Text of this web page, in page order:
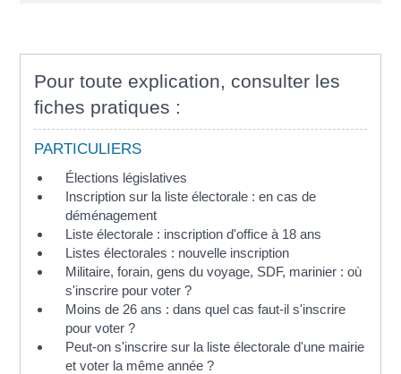
Pour toute explication, consulter les
fiches pratiques :
PARTICULIERS
Élections législatives
Inscription sur la liste électorale : en cas de
déménagement
Liste électorale : inscription d'office à 18 ans
Listes électorales : nouvelle inscription
Militaire, forain, gens du voyage, SDF, marinier : où
s'inscrire pour voter ?
Moins de 26 ans : dans quel cas faut-il s'inscrire
pour voter ?
Peut-on s'inscrire sur la liste électorale d'une mairie
et voter la même année ?